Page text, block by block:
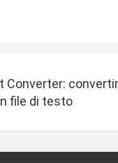
Converter:
file di testo